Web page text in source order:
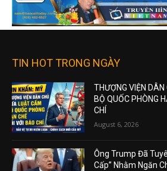
TIN HOT TRONG NGÀY
THƯỢNG VIỆN
BỘ QUỐC PHÒNG
CHÍ
August 6, 2026
Ông Trump Đã
Cấp” Nhằm Ngăn